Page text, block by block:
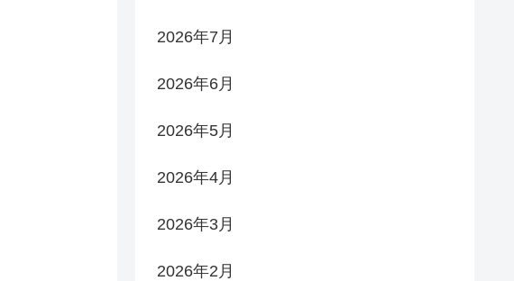
2026年7月
2026年6月
2026年5月
2026年4月
2026年3月
2026年2月